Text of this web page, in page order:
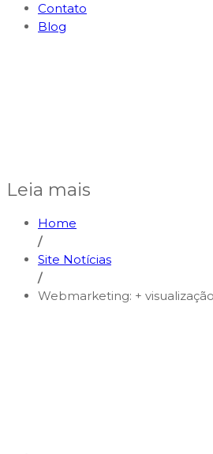
Contato
Blog
Leia mais
Home
/
Site Notícias
/
Webmarketing: +